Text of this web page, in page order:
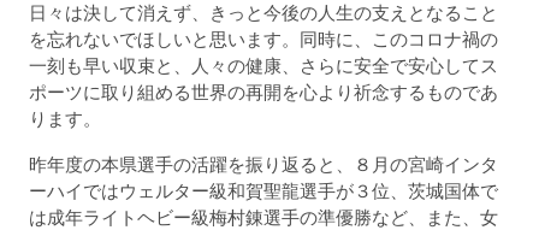
日々は決して消えず、きっと今後の人生の支えとなること
を忘れないでほしいと思います。同時に、このコロナ禍の
一刻も早い収束と、人々の健康、さらに安全で安心してス
ポーツに取り組める世界の再開を心より祈念するものであ
ります。
昨年度の本県選手の活躍を振り返ると、８月の宮崎インタ
ーハイではウェルター級和賀聖龍選手が３位、茨城国体で
は成年ライトヘビー級梅村錬選手の準優勝など、また、女